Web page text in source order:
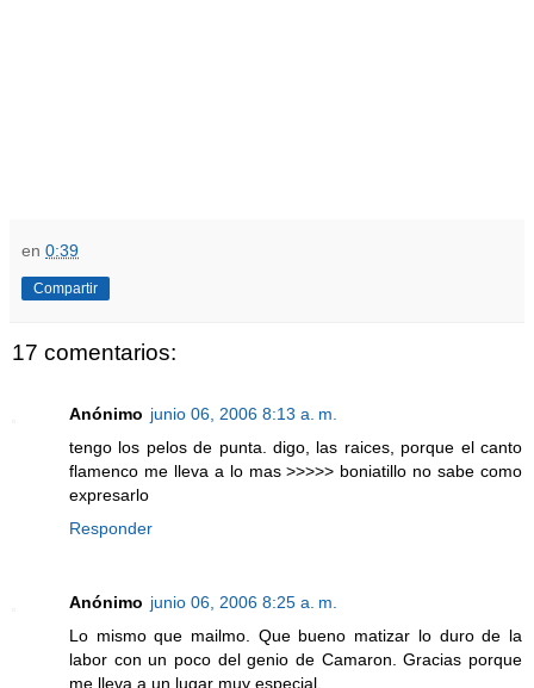
en 0:39
Compartir
17 comentarios:
Anónimo junio 06, 2006 8:13 a. m.
tengo los pelos de punta. digo, las raices, porque el canto
flamenco me lleva a lo mas >>>>> boniatillo no sabe como
expresarlo
Responder
Anónimo junio 06, 2006 8:25 a. m.
Lo mismo que mailmo. Que bueno matizar lo duro de la
labor con un poco del genio de Camaron. Gracias porque
me lleva a un lugar muy especial.